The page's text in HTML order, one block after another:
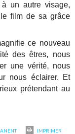
un autre visage,
film de sa grâce
ce nouveau
des êtres, nous
une vérité, nous
nous éclairer. Et
prétendant au
IMPRIMER